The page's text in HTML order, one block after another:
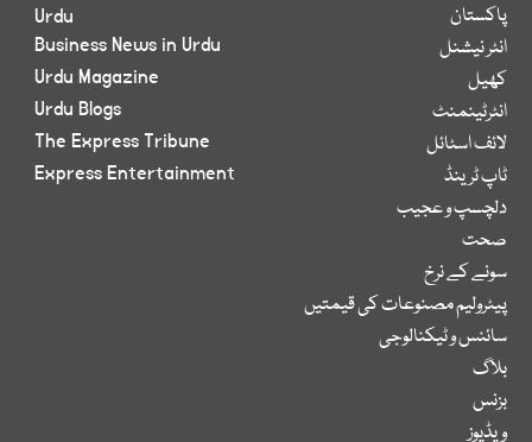
پاکستان
انٹر نیشنل
کھیل
انٹرٹینمنٹ
لائف اسٹائل
ٹاپ ٹرینڈ
دلچسپ و عجیب
صحت
سونے کے نرخ
پیٹرولیم مصنوعات کی قیمتیں
سائنس و ٹیکنالوجی
بلاگ
بزنس
ویڈیوز
Urdu
Business News in Urdu
Urdu Magazine
Urdu Blogs
The Express Tribune
Express Entertainment